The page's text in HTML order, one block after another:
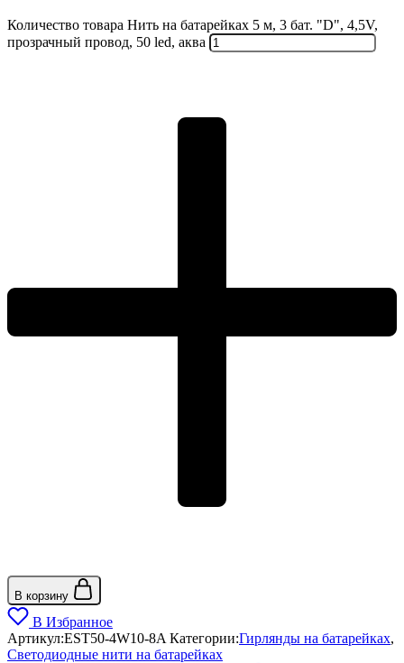
Количество товара Нить на батарейках 5 м, 3 бат. "D", 4,5V,
прозрачный провод, 50 led, аква
В корзину
В Избранное
Артикул:EST50-4W10-8A Категории:Гирлянды на батарейках,
Светодиодные нити на батарейках